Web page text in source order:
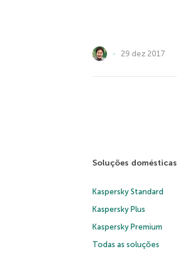
29 dez 2017
Soluções domésticas
Kaspersky Standard
Kaspersky Plus
Kaspersky Premium
Todas as soluções